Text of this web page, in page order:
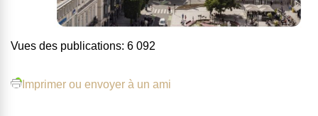
Vues des publications: 6 092
Imprimer ou envoyer à un ami